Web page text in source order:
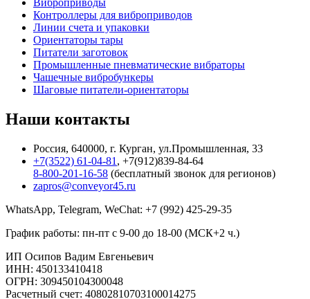
Виброприводы
Контроллеры для виброприводов
Линии счета и упаковки
Ориентаторы тары
Питатели заготовок
Промышленные пневматические вибраторы
Чашечные вибробункеры
Шаговые питатели-ориентаторы
Наши контакты
Россия, 640000, г. Курган, ул.Промышленная, 33
+7(3522) 61-04-81 , +7(912)839-84-64
8-800-201-16-58 (бесплатный звонок для регионов)
zapros@conveyor45.ru
WhatsApp, Telegram, WeChat: +7 (992) 425-29-35
График работы: пн-пт с 9-00 до 18-00 (МСК+2 ч.)
ИП Осипов Вадим Евгеньевич
ИНН: 450133410418
ОГРН: 309450104300048
Расчетный счет: 40802810703100014275